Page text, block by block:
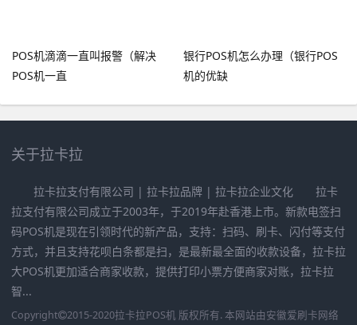
POS机滴滴一直叫报警（解决
POS机一直
银行POS机怎么办理（银行POS
机的优缺
关于拉卡拉
拉卡拉支付有限公司 | 拉卡拉品牌 | 拉卡拉企业文化 拉卡
拉支付有限公司成立于2003年，于2019年赴香港上市。新款电签扫
码POS机是现在引领时代的新产品，支持：扫码、刷卡、闪付等支付
方式，并且支持花呗白条都是扫，是最新最全面的收款设备，拉卡拉
大POS机更加适合商家收款，提供打印小票方便商家对账，拉卡拉
智...
Copyright 2015-2020拉卡拉POS机 版权所有. 本网站由安徽爱刷卡网络